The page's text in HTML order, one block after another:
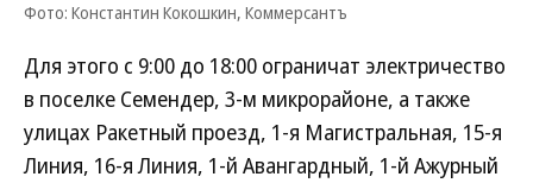
Фото: Константин Кокошкин, Коммерсантъ
Для этого с 9:00 до 18:00 ограничат электричество
в поселке Семендер, 3-м микрорайоне, а также
улицах Ракетный проезд, 1-я Магистральная, 15-я
Линия, 16-я Линия, 1-й Авангардный, 1-й Ажурный